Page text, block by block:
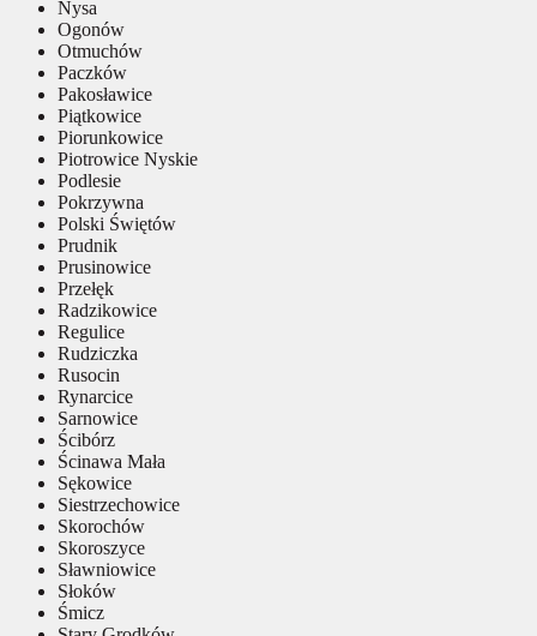
Nysa
Ogonów
Otmuchów
Paczków
Pakosławice
Piątkowice
Piorunkowice
Piotrowice Nyskie
Podlesie
Pokrzywna
Polski Świętów
Prudnik
Prusinowice
Przełęk
Radzikowice
Regulice
Rudziczka
Rusocin
Rynarcice
Sarnowice
Ścibórz
Ścinawa Mała
Sękowice
Siestrzechowice
Skorochów
Skoroszyce
Sławniowice
Słoków
Śmicz